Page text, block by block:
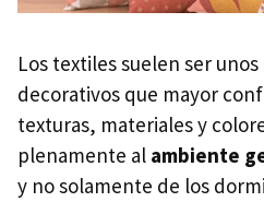
Los textiles suelen ser
decorativos que mayor
texturas, materiales y
plenamente al ambiente
y no solamente de los